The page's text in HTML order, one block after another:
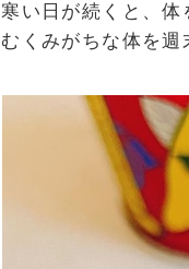
寒い日が続くと、体
むくみがちな体を週